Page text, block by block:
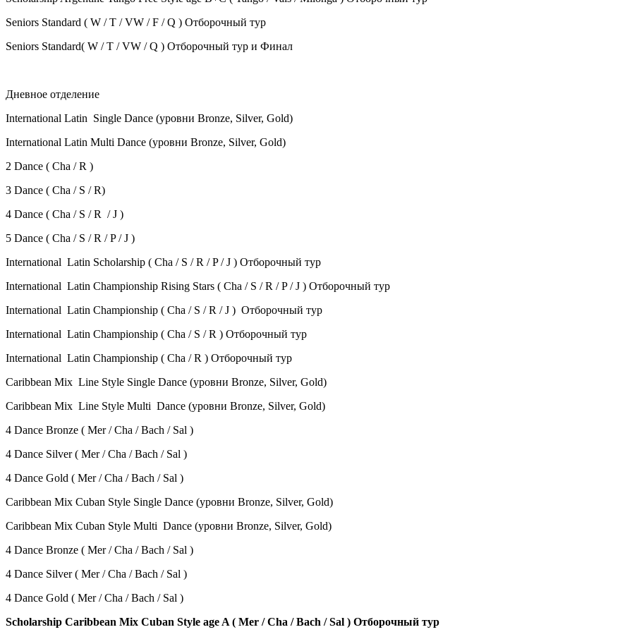
Seniors Standard ( W / T / VW / F / Q ) Отборочный тур
Seniors Standard( W / T / VW / Q ) Отборочный тур и Финал
Дневное отделение
International Latin Single Dance (уровни Bronze, Silver, Gold)
International Latin Multi Dance (уровни Bronze, Silver, Gold)
2 Dance ( Cha / R )
3 Dance ( Cha / S / R)
4 Dance ( Cha / S / R / J )
5 Dance ( Cha / S / R / P / J )
International Latin Scholarship ( Cha / S / R / P / J ) Отборочный тур
International Latin Championship Rising Stars ( Cha / S / R / P / J ) Отборочный тур
International Latin Championship ( Cha / S / R / J ) Отборочный тур
International Latin Championship ( Cha / S / R ) Отборочный тур
International Latin Championship ( Cha / R ) Отборочный тур
Caribbean Mix Line Style Single Dance (уровни Bronze, Silver, Gold)
Caribbean Mix Line Style Multi Dance (уровни Bronze, Silver, Gold)
4 Dance Bronze ( Mer / Cha / Bach / Sal )
4 Dance Silver( Mer / Cha / Bach / Sal )
4 Dance Gold ( Mer / Cha / Bach / Sal )
Caribbean Mix Cuban Style Single Dance (уровни Bronze, Silver, Gold)
Caribbean Mix Cuban Style Multi Dance (уровни Bronze, Silver, Gold)
4 Dance Bronze ( Mer / Cha / Bach / Sal )
4 Dance Silver( Mer / Cha / Bach / Sal )
4 Dance Gold ( Mer / Cha / Bach / Sal )
Scholarship Caribbean Mix Cuban Style age A ( Mer / Cha / Bach / Sal ) Отборочный тур